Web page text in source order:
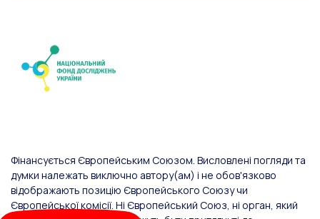
Фінансується Європейським Союзом. Висловлені погляди та
думки належать виключно автору(ам) і не обов'язково
відображають позицію Європейського Союзу чи
Європейської комісії. Ні Європейський Союз, ні орган, який